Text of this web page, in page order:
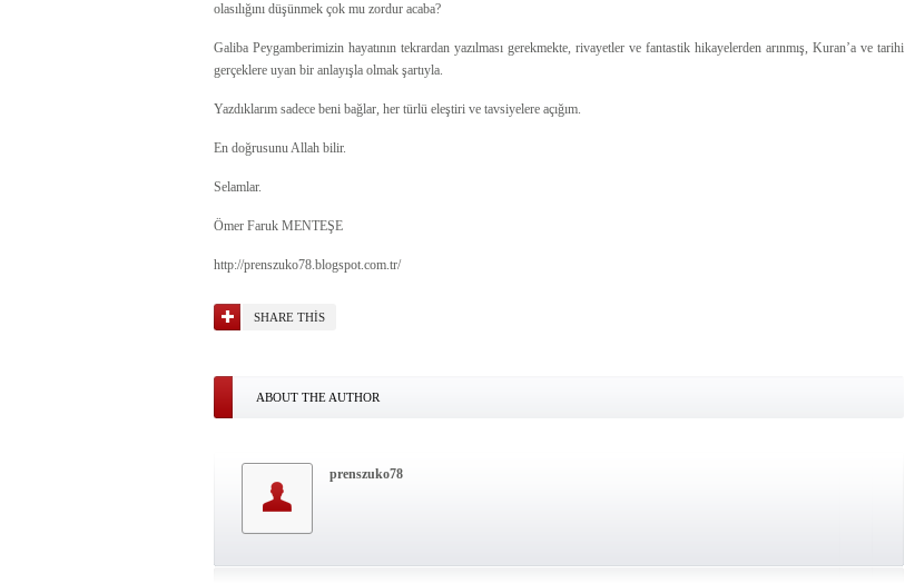
olasılığını düşünmek çok mu zordur acaba?
Galiba Peygamberimizin hayatının tekrardan yazılması gerekmekte, rivayetler ve fantastik hikayelerden arınmış, Kuran’a ve tarihi
gerçeklere uyan bir anlayışla olmak şartıyla.
Yazdıklarım sadece beni bağlar, her türlü eleştiri ve tavsiyelere açığım.
En doğrusunu Allah bilir.
Selamlar.
Ömer Faruk MENTEŞE
http://prenszuko78.blogspot.com.tr/
SHARE THIS
ABOUT THE AUTHOR
prenszuko78